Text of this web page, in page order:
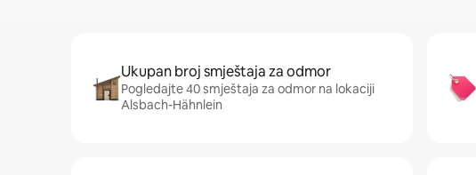
Ukupan broj smještaja za odmor
Pogledajte 40 smještaja za odmor na lokaciji
Alsbach-Hähnlein